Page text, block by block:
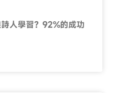
人學習？92%的成功